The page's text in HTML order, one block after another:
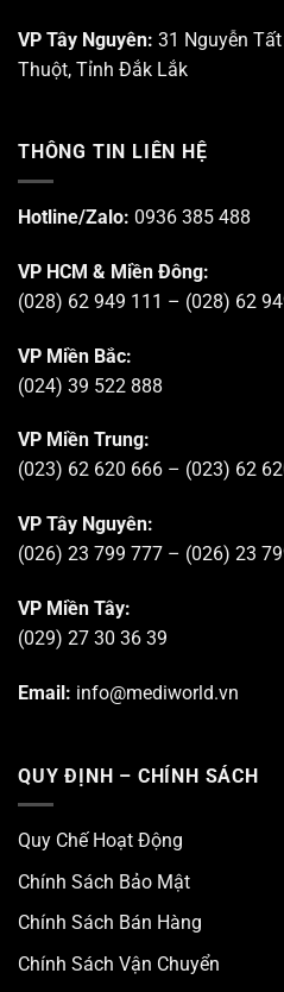
VP Tây Nguyên: 31 Nguyễn
Thuột, Tỉnh Đắk Lắk
THÔNG TIN LIÊN HỆ
Hotline/Zalo: 0936 385 488
VP HCM & Miền Đông:
(028) 62 949 111 – (028) 62
VP Miền Bắc:
(024) 39 522 888
VP Miền Trung:
(023) 62 620 666 – (023) 62
VP Tây Nguyên:
(026) 23 799 777 – (026) 23
VP Miền Tây:
(029) 27 30 36 39
Email: info@mediworld.vn
QUY ĐỊNH – CHÍNH SÁCH
Quy Chế Hoạt Động
Chính Sách Bảo Mật
Chính Sách Bán Hàng
Chính Sách Vận Chuyển